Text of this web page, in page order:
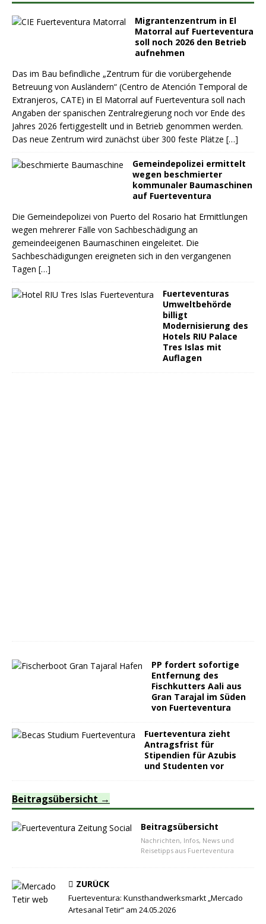
Migrantenzentrum in El
Matorral auf Fuerteventura
soll noch 2026 den Betrieb
aufnehmen
Das im Bau befindliche „Zentrum für die vorübergehende
Betreuung von Ausländern“ (Centro de Atención Temporal de
Extranjeros, CATE) in El Matorral auf Fuerteventura soll nach
Angaben der spanischen Zentralregierung noch vor Ende des
Jahres 2026 fertiggestellt und in Betrieb genommen werden.
Das neue Zentrum wird zunächst über 300 feste Plätze […]
Gemeindepolizei ermittelt
wegen beschmierter
kommunaler Baumaschinen
auf Fuerteventura
Die Gemeindepolizei von Puerto del Rosario hat Ermittlungen
wegen mehrerer Fälle von Sachbeschädigung an
gemeindeeigenen Baumaschinen eingeleitet. Die
Sachbeschädigungen ereigneten sich in den vergangenen
Tagen […]
Fuerteventuras
Umweltbehörde
billigt
Modernisierung des
Hotels RIU Palace
Tres Islas mit
Auflagen
PP fordert sofortige
Entfernung des
Fischkutters Aali aus
Gran Tarajal im Süden
von Fuerteventura
Fuerteventura zieht
Antragsfrist für
Stipendien für Azubis
und Studenten vor
Beitragsübersicht
Beitragsübersicht
Nachrichten, Infos, News und
Reisetipps aus Fuerteventura
ZURÜCK
Fuerteventura: Kunsthandwerksmarkt „Mercado
Artesanal Tetir“ am 24.05.2026